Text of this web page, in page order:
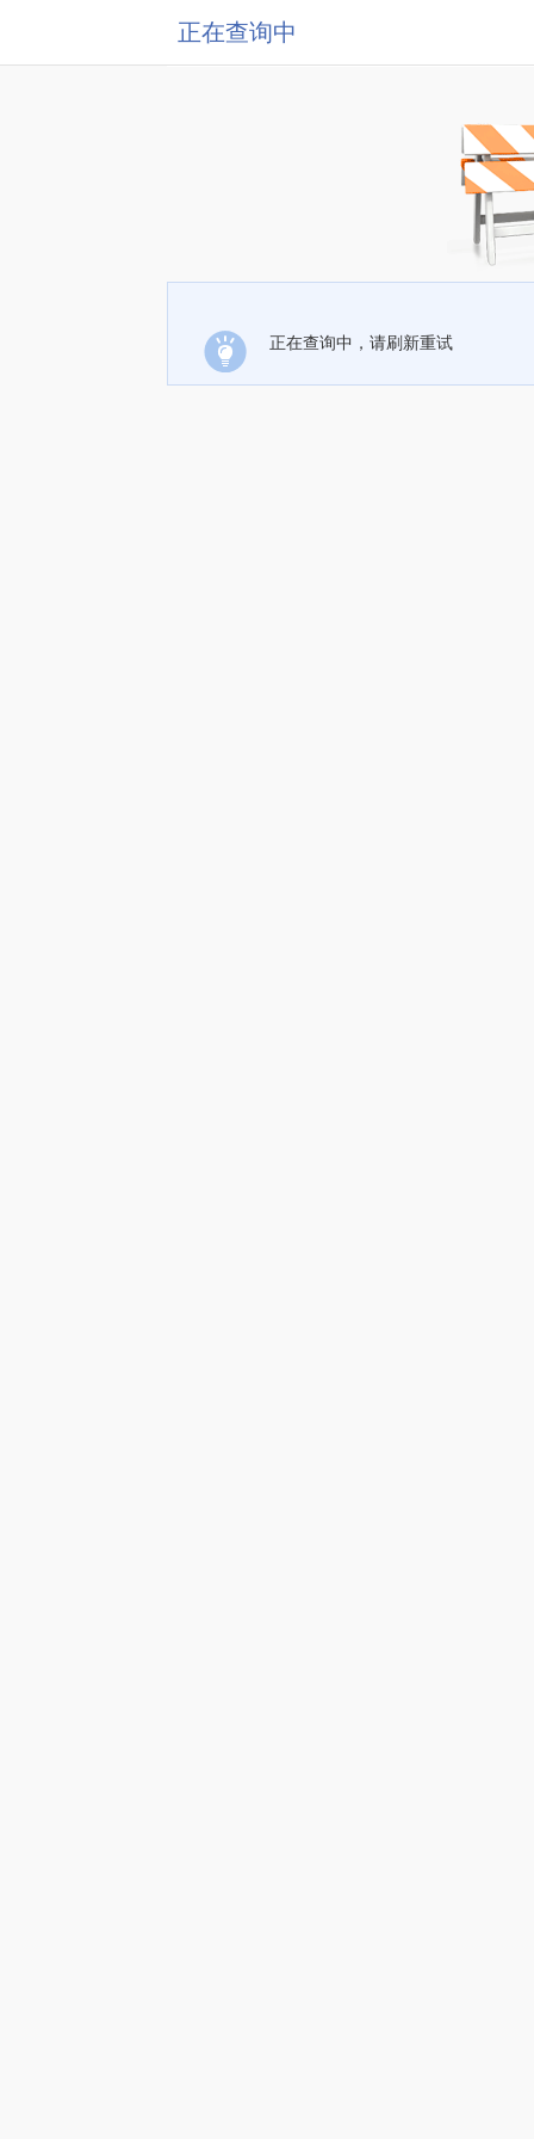
正在查询中
正在查询中，请刷新重试